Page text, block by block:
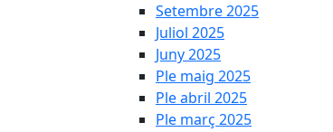
Setembre 2025
Juliol 2025
Juny 2025
Ple maig 2025
Ple abril 2025
Ple març 2025